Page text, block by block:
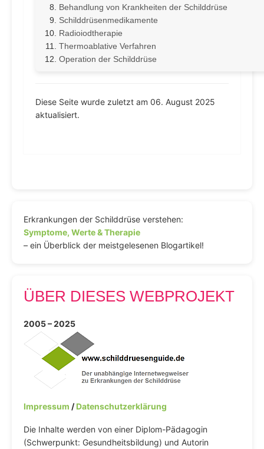
Behandlung von Krankheiten der Schilddrüse
Schilddrüsenmedikamente
Radioiodtherapie
Thermoablative Verfahren
Operation der Schilddrüse
Diese Seite wurde zuletzt am 06. August 2025
aktualisiert.
Erkrankungen der Schilddrüse verstehen:
Symptome, Werte & Therapie
– ein Überblick der meistgelesenen Blogartikel!
ÜBER DIESES WEBPROJEKT
2005 – 2025
Impressum /Datenschutzerklärung
Die Inhalte werden von einer Diplom-Pädagogin
(Schwerpunkt: Gesundheitsbildung) und Autorin